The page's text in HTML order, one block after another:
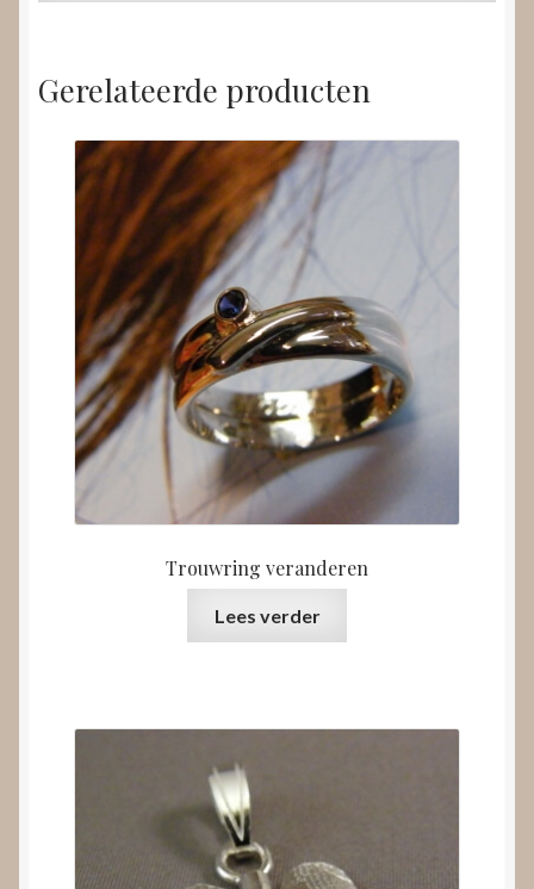
Gerelateerde producten
Trouwring veranderen
Lees verder